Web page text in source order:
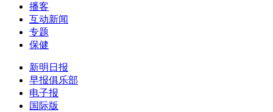
播客
互动新闻
专题
保健
新明日报
早报俱乐部
电子报
国际版